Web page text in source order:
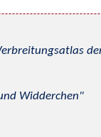
Widderchen